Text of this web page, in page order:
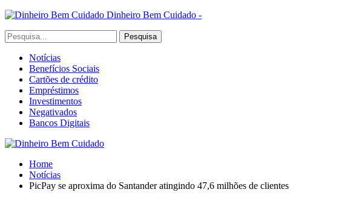
Dinheiro Bem Cuidado -
Notícias
Benefícios Sociais
Cartões de crédito
Empréstimos
Investimentos
Negativados
Bancos Digitais
Home
Notícias
PicPay se aproxima do Santander atingindo 47,6 milhões de clientes